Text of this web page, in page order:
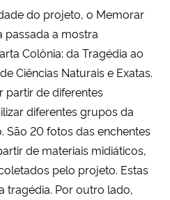
do projeto, o Memorar
passada a mostra
Colônia: da Tragédia ao
Ciências Naturais e Exatas.
partir de diferentes
diferentes grupos da
São 20 fotos das enchentes
de materiais midiáticos,
pelo projeto. Estas
tragédia. Por outro lado,